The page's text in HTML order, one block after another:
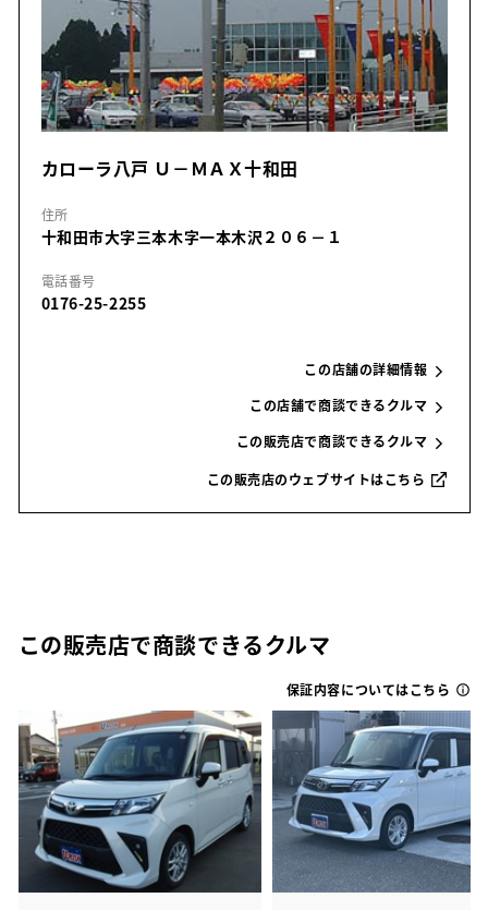
カローラ八戸 Ｕ－ＭＡＸ十和田
住所
十和田市大字三本木字一本木沢２０６－１
電話番号
0176-25-2255
この店舗の詳細情報
この店舗で商談できるクルマ
この販売店で商談できるクルマ
この販売店のウェブサイトはこちら
この販売店で商談できるクルマ
保証内容についてはこちら